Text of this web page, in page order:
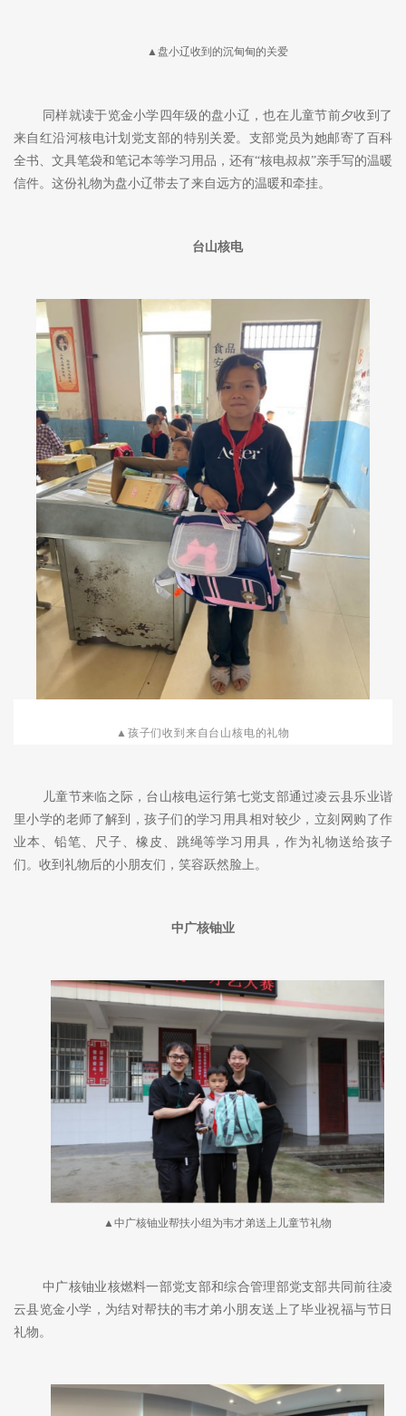
▲盘小辽收到的沉甸甸的关爱
同样就读于览金小学四年级的盘小辽，也在儿童节前夕收到了
来自红沿河核电计划党支部的特别关爱。支部党员为她邮寄了百科
全书、文具笔袋和笔记本等学习用品，还有“核电叔叔”亲手写的温暖
信件。这份礼物为盘小辽带去了来自远方的温暖和牵挂。
台山核电
▲孩子们收到来自台山核电的礼物
儿童节来临之际，台山核电运行第七党支部通过凌云县乐业谐
里小学的老师了解到，孩子们的学习用具相对较少，立刻网购了作
业本、铅笔、尺子、橡皮、跳绳等学习用具，作为礼物送给孩子
们。收到礼物后的小朋友们，笑容跃然脸上。
中广核铀业
▲中广核铀业帮扶小组为韦才弟送上儿童节礼物
中广核铀业核燃料一部党支部和综合管理部党支部共同前往凌
云县览金小学，为结对帮扶的韦才弟小朋友送上了毕业祝福与节日
礼物。